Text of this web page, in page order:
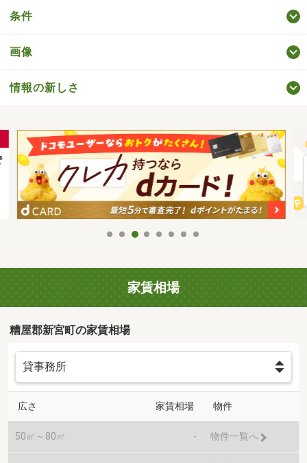
条件
画像
情報の新しさ
家賃相場
糟屋郡新宮町の家賃相場
広さ 家賃相場 物件
50㎡～80㎡ - 物件一覧へ